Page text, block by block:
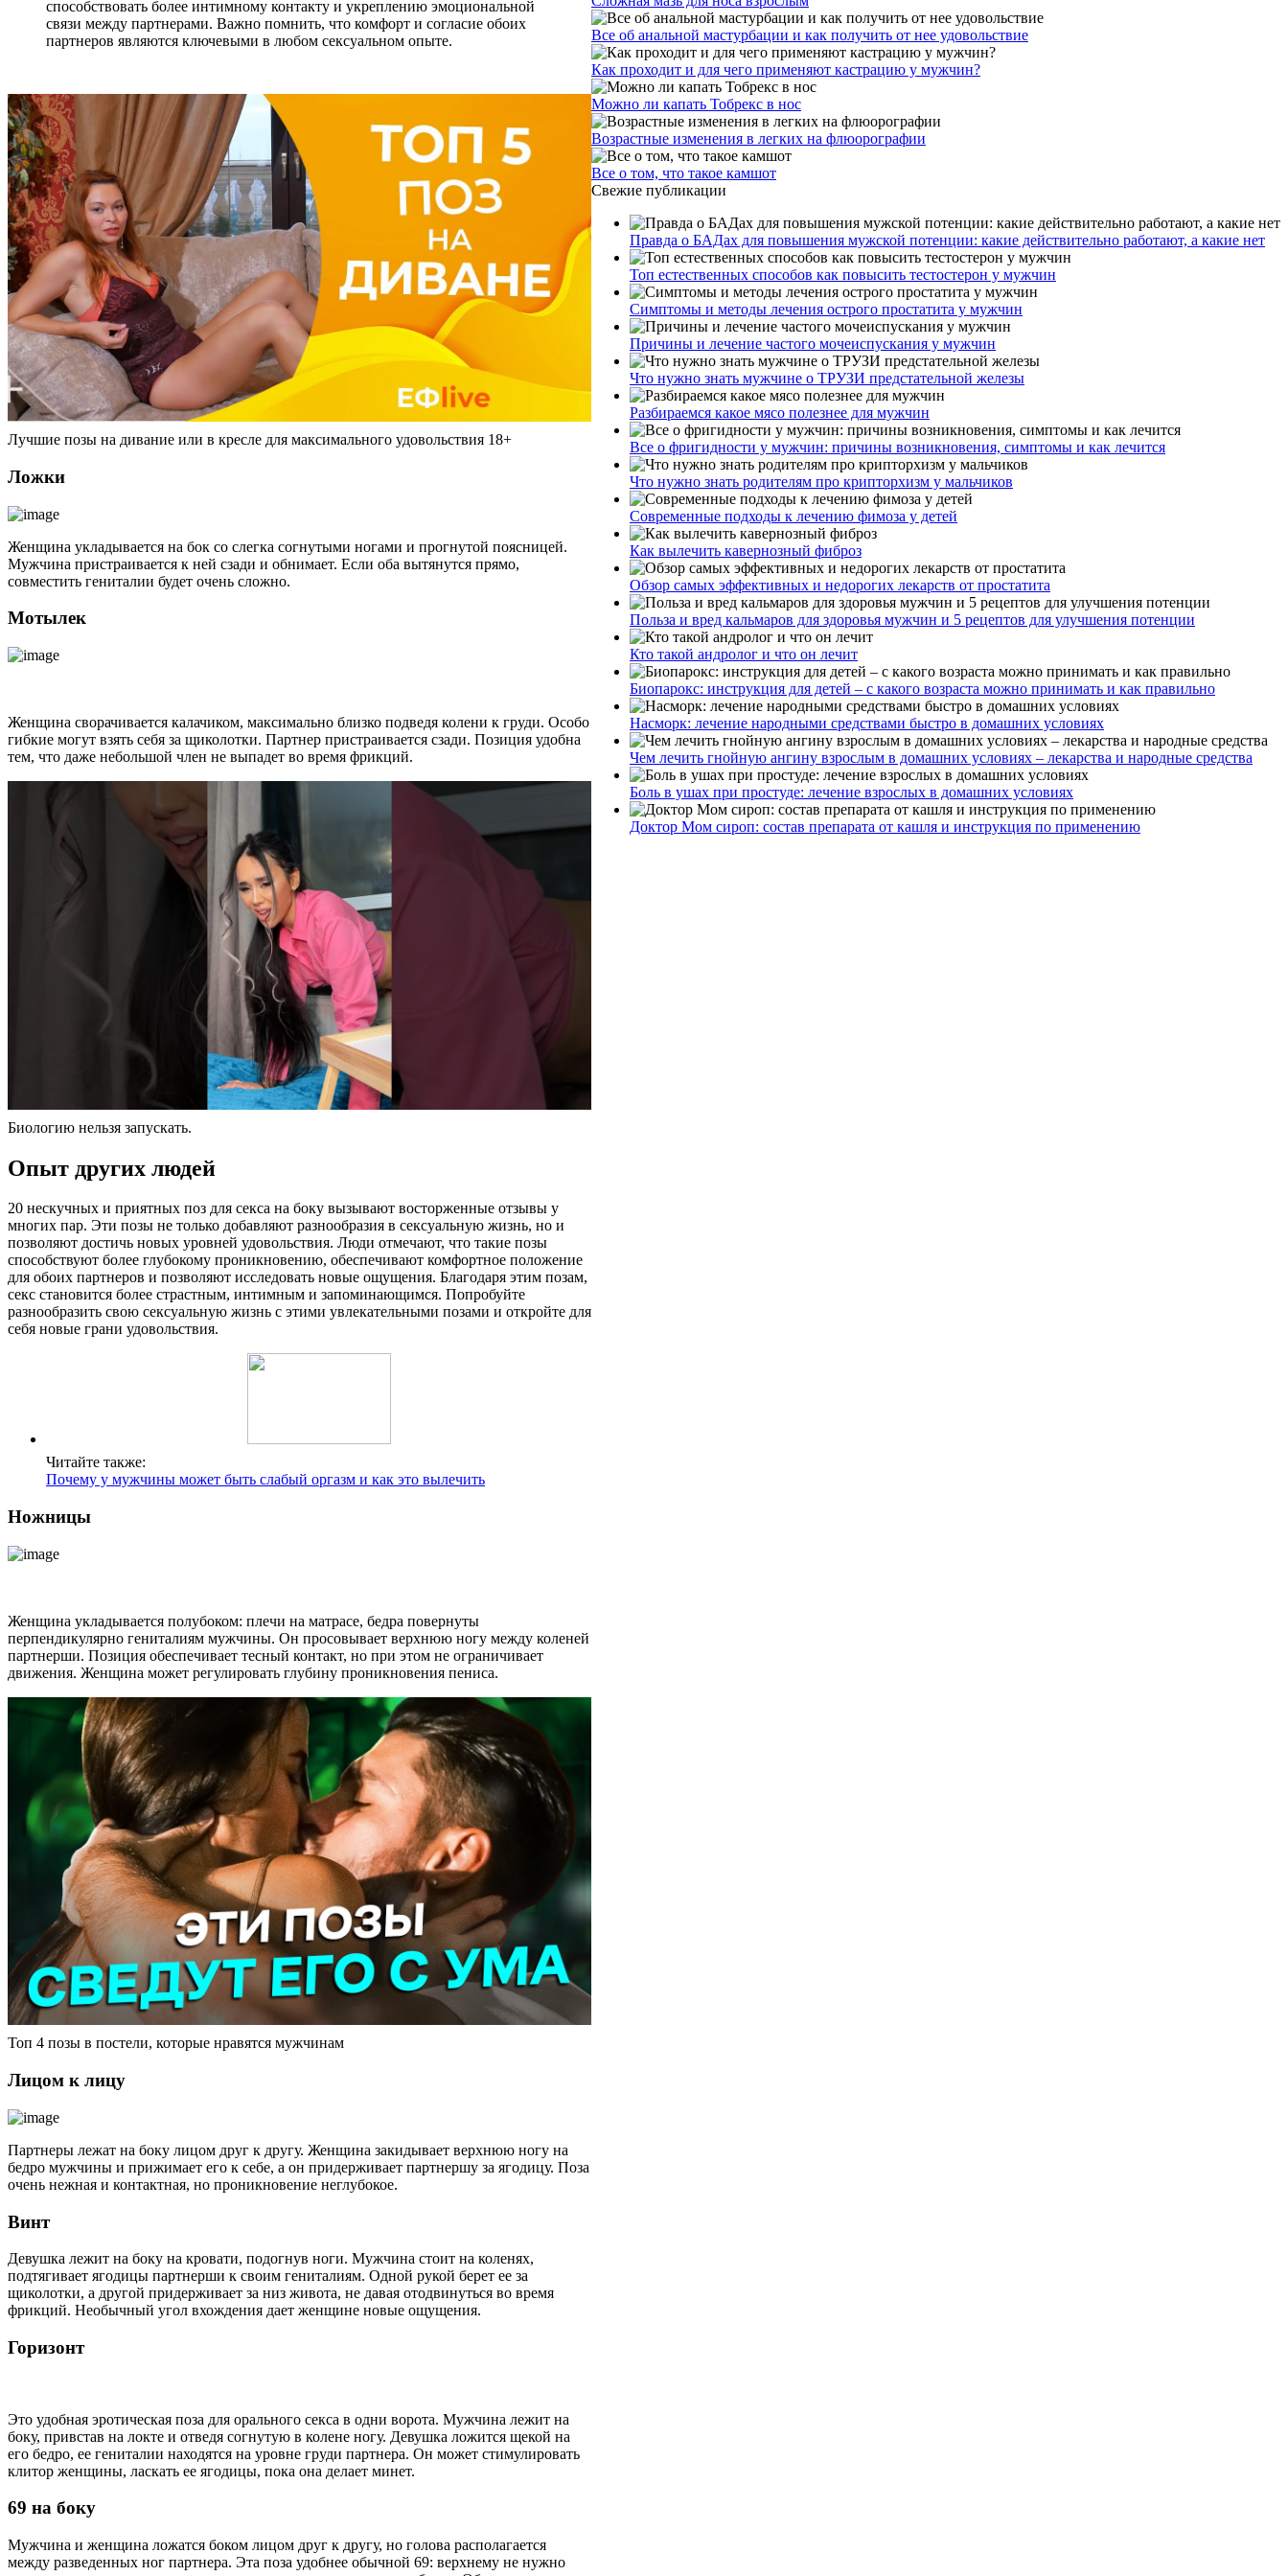
способствовать более интимному контакту и укреплению эмоциональной
связи между партнерами. Важно помнить, что комфорт и согласие обоих
партнеров являются ключевыми в любом сексуальном опыте.
Лучшие позы на дивание или в кресле для максимального удовольствия 18+
Ложки
Женщина укладывается на бок со слегка согнутыми ногами и прогнутой поясницей.
Мужчина пристраивается к ней сзади и обнимает. Если оба вытянутся прямо,
совместить гениталии будет очень сложно.
Мотылек
Женщина сворачивается калачиком, максимально близко подведя колени к груди. Особо
гибкие могут взять себя за щиколотки. Партнер пристраивается сзади. Позиция удобна
тем, что даже небольшой член не выпадет во время фрикций.
Биологию нельзя запускать.
Опыт других людей
20 нескучных и приятных поз для секса на боку вызывают восторженные отзывы у
многих пар. Эти позы не только добавляют разнообразия в сексуальную жизнь, но и
позволяют достичь новых уровней удовольствия. Люди отмечают, что такие позы
способствуют более глубокому проникновению, обеспечивают комфортное положение
для обоих партнеров и позволяют исследовать новые ощущения. Благодаря этим позам,
секс становится более страстным, интимным и запоминающимся. Попробуйте
разнообразить свою сексуальную жизнь с этими увлекательными позами и откройте для
себя новые грани удовольствия.
Читайте также:
Почему у мужчины может быть слабый оргазм и как это вылечить
Ножницы
Женщина укладывается полубоком: плечи на матрасе, бедра повернуты
перпендикулярно гениталиям мужчины. Он просовывает верхнюю ногу между коленей
партнерши. Позиция обеспечивает тесный контакт, но при этом не ограничивает
движения. Женщина может регулировать глубину проникновения пениса.
Топ 4 позы в постели, которые нравятся мужчинам
Лицом к лицу
Партнеры лежат на боку лицом друг к другу. Женщина закидывает верхнюю ногу на
бедро мужчины и прижимает его к себе, а он придерживает партнершу за ягодицу. Поза
очень нежная и контактная, но проникновение неглубокое.
Винт
Девушка лежит на боку на кровати, подогнув ноги. Мужчина стоит на коленях,
подтягивает ягодицы партнерши к своим гениталиям. Одной рукой берет ее за
щиколотки, а другой придерживает за низ живота, не давая отодвинуться во время
фрикций. Необычный угол вхождения дает женщине новые ощущения.
Горизонт
Это удобная эротическая поза для орального секса в одни ворота. Мужчина лежит на
боку, привстав на локте и отведя согнутую в колене ногу. Девушка ложится щекой на
его бедро, ее гениталии находятся на уровне груди партнера. Он может стимулировать
клитор женщины, ласкать ее ягодицы, пока она делает минет.
69 на боку
Мужчина и женщина ложатся боком лицом друг к другу, но голова располагается
между разведенных ног партнера. Эта поза удобнее обычной 69: верхнему не нужно
Все об анальной мастурбации и как получить от нее удовольствие
Как проходит и для чего применяют кастрацию у мужчин?
Можно ли капать Тобрекс в нос
Возрастные изменения в легких на флюорографии
Все о том, что такое камшот
Свежие публикации
Правда о БАДах для повышения мужской потенции: какие действительно работают, а какие нет
Топ естественных способов как повысить тестостерон у мужчин
Симптомы и методы лечения острого простатита у мужчин
Причины и лечение частого мочеиспускания у мужчин
Что нужно знать мужчине о ТРУЗИ предстательной железы
Разбираемся какое мясо полезнее для мужчин
Все о фригидности у мужчин: причины возникновения, симптомы и как лечится
Что нужно знать родителям про крипторхизм у мальчиков
Современные подходы к лечению фимоза у детей
Как вылечить кавернозный фиброз
Обзор самых эффективных и недорогих лекарств от простатита
Польза и вред кальмаров для здоровья мужчин и 5 рецептов для улучшения потенции
Кто такой андролог и что он лечит
Биопарокс: инструкция для детей – с какого возраста можно принимать и как правильно
Насморк: лечение народными средствами быстро в домашних условиях
Чем лечить гнойную ангину взрослым в домашних условиях – лекарства и народные средства
Боль в ушах при простуде: лечение взрослых в домашних условиях
Доктор Мом сироп: состав препарата от кашля и инструкция по применению